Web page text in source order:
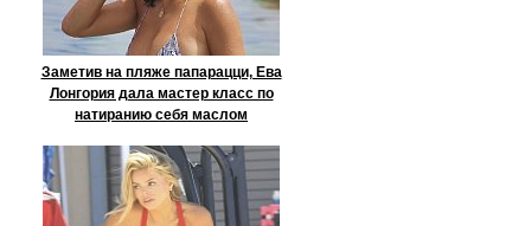
Заметив на пляже папарацци, Ева
Лонгория дала мастер класс по
натиранию себя маслом